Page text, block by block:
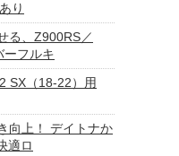
り
る、Z900RS／
ーフルキ
SX（18-22）用
向上！ デイトナか
適ロ